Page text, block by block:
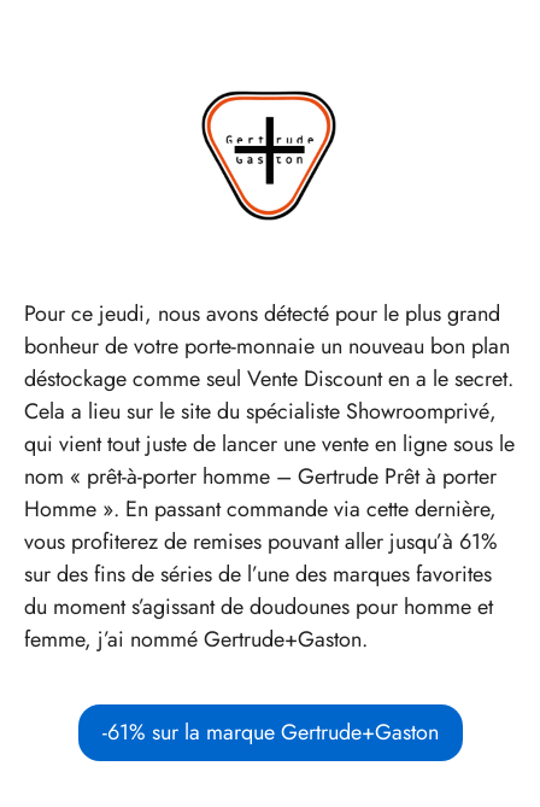
Pour ce jeudi, nous avons détecté pour le plus grand
bonheur de votre porte-monnaie un nouveau bon plan
déstockage comme seul Vente Discount en a le secret.
Cela a lieu sur le site du spécialiste Showroomprivé,
qui vient tout juste de lancer une vente en ligne sous le
nom « prêt-à-porter homme – Gertrude Prêt à porter
Homme ». En passant commande via cette dernière,
vous profiterez de remises pouvant aller jusqu’à 61%
sur des fins de séries de l’une des marques favorites
du moment s’agissant de doudounes pour homme et
femme, j’ai nommé Gertrude+Gaston.
-61% sur la marque Gertrude+Gaston